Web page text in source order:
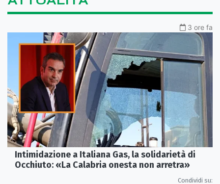
3 ore fa
Intimidazione a Italiana Gas, la solidarietà di
Occhiuto: «La Calabria onesta non arretra»
Condividi su: